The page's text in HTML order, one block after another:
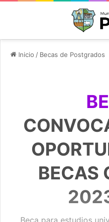
Inicio / Becas de Postgrados
BECAS